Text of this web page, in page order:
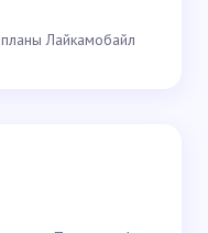
Лайкамобайл